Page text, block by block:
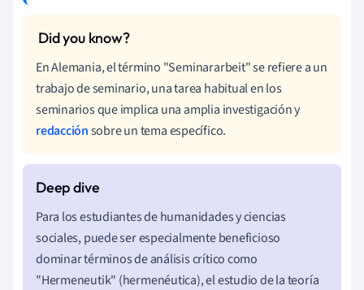
En Alemania, el término "Seminararbeit" se refiere a un
trabajo de seminario, una tarea habitual en los
seminarios que implica una amplia investigación y
redacciónsobre un tema específico.
Para los estudiantes de humanidades y ciencias
sociales, puede ser especialmente beneficioso
dominar términos de análisis crítico como
"Hermeneutik" (hermenéutica), el estudio de la teoría